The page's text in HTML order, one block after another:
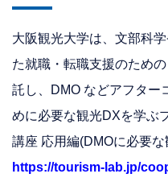
大阪観光大学は、文部科
た就職・転職支援のため
託し、DMO などアフター
めに必要な観光DXを学ぶ
講座 応用編(DMOに必要
https://tourism-lab.jp/